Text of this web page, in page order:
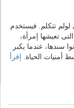
تتكلم. فيستخدم
تعيشها إمرأة،
سندها، عندما يكبر
أمنيات الحياة.
إقرأ